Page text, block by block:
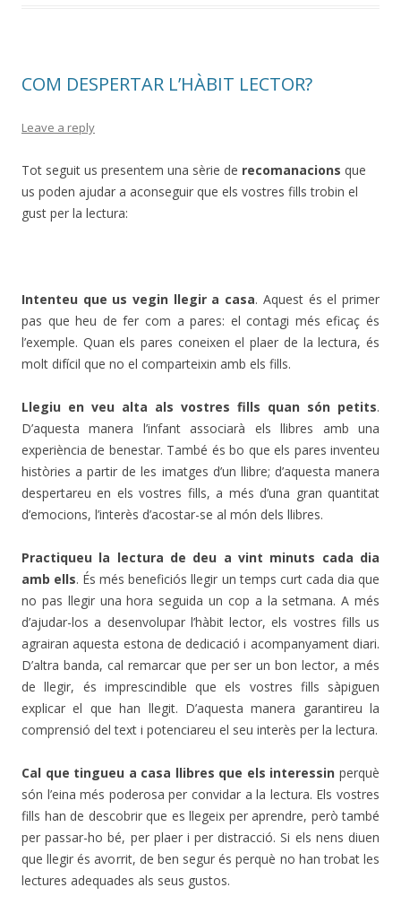
COM DESPERTAR L’HÀBIT LECTOR?
Leave a reply
Tot seguit us presentem una sèrie de recomanacions que
us poden ajudar a aconseguir que els vostres fills trobin el
gust per la lectura:
Intenteu que us vegin llegir a casa. Aquest és el primer
pas que heu de fer com a pares: el contagi més eficaç és
l’exemple. Quan els pares coneixen el plaer de la lectura, és
molt difícil que no el comparteixin amb els fills.
Llegiu en veu alta als vostres fills quan són petits.
D’aquesta manera l’infant associarà els llibres amb una
experiència de benestar. També és bo que els pares inventeu
històries a partir de les imatges d’un llibre; d’aquesta manera
despertareu en els vostres fills, a més d’una gran quantitat
d’emocions, l’interès d’acostar-se al món dels llibres.
Practiqueu la lectura de deu a vint minuts cada dia
amb ells. És més beneficiós llegir un temps curt cada dia que
no pas llegir una hora seguida un cop a la setmana. A més
d’ajudar-los a desenvolupar l’hàbit lector, els vostres fills us
agrairan aquesta estona de dedicació i acompanyament diari.
D’altra banda, cal remarcar que per ser un bon lector, a més
de llegir, és imprescindible que els vostres fills sàpiguen
explicar el que han llegit. D’aquesta manera garantireu la
comprensió del text i potenciareu el seu interès per la lectura.
Cal que tingueu a casa llibres que els interessin perquè
són l’eina més poderosa per convidar a la lectura. Els vostres
fills han de descobrir que es llegeix per aprendre, però també
per passar-ho bé, per plaer i per distracció. Si els nens diuen
que llegir és avorrit, de ben segur és perquè no han trobat les
lectures adequades als seus gustos.